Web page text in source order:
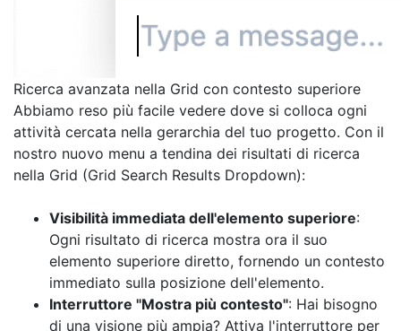
Ricerca avanzata nella Grid con contesto superiore
Abbiamo reso più facile vedere dove si colloca ogni
attività cercata nella gerarchia del tuo progetto. Con il
nostro nuovo menu a tendina dei risultati di ricerca
nella Grid (Grid Search Results Dropdown):
Visibilità immediata dell'elemento superiore:
Ogni risultato di ricerca mostra ora il suo
elemento superiore diretto, fornendo un contesto
immediato sulla posizione dell'elemento.
Interruttore "Mostra più contesto": Hai bisogno
di una visione più ampia? Attiva l'interruttore per